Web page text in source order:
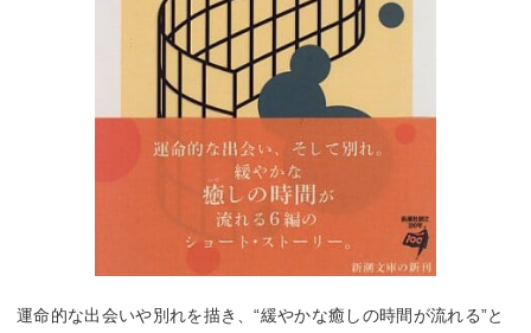
運命的な出会いや別れを描き、“緩やかな癒しの時間が流れる”と